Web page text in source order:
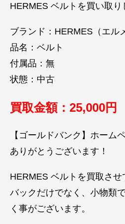
HERMES ベルトを買い取り
ブランド：HERMES（エル
品名：ベルト
付属品：無
状態：中古
買取金額：25,000円
【ゴールドバンク】ホーム
ありがとうございます！
HERMES ベルトを買取させ
バックだけでなく、小物類
く事がございます。